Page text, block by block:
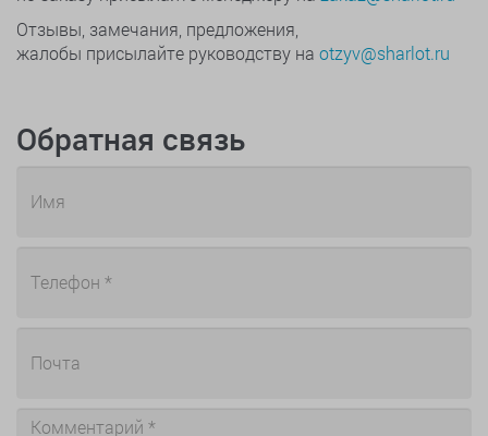
Отзывы, замечания, предложения,
жалобы присылайте руководству на otzyv@sharlot.ru
Обратная связь